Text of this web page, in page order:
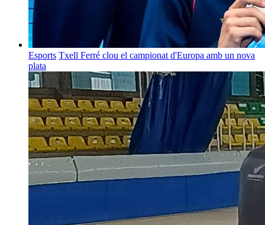
Esports Txell Ferré clou el campionat d'Europa amb un nova
plata